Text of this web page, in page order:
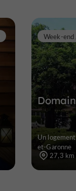
Un
et-Garonne
27,3 km